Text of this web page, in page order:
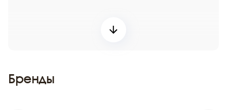
Бренды